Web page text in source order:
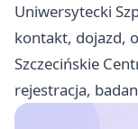
Uniwersytecki
kontakt, dojazd,
Szczecińskie
rejestracja,